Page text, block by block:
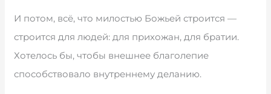
И потом, всё, что милостью Божьей строится —
строится для людей: для прихожан, для братии.
Хотелось бы, чтобы внешнее благолепие
способствовало внутреннему деланию.